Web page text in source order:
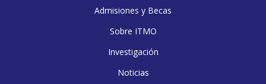
Admisiones y Becas
Sobre ITMO
Investigación
Noticias